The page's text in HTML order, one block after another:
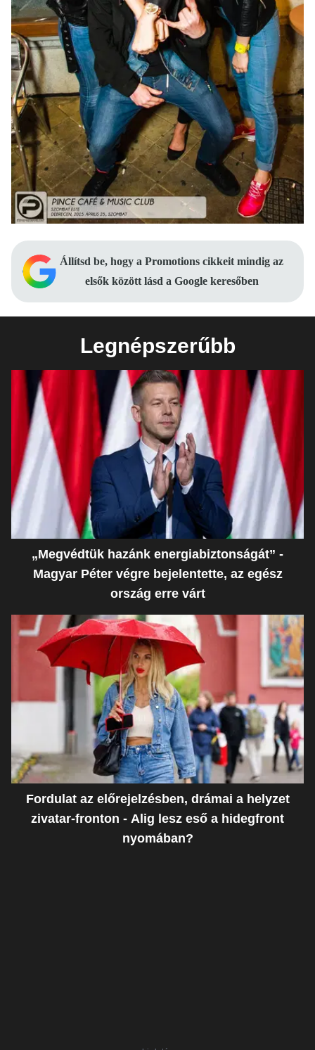
Állítsd be, hogy a Promotions cikkeit mindig az
elsők között lásd a Google keresőben
Legnépszerűbb
„Megvédtük hazánk energiabiztonságát” -
Magyar Péter végre bejelentette, az egész
ország erre várt
Fordulat az előrejelzésben, drámai a helyzet
zivatar-fronton - Alig lesz eső a hidegfront
nyomában?